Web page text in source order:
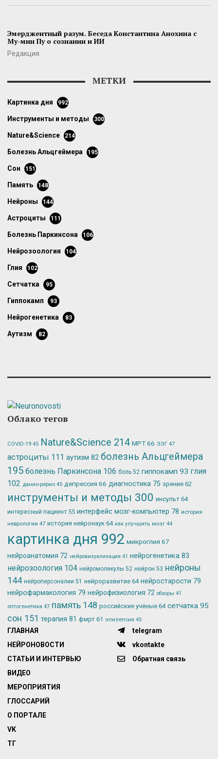
Эмерджентный разум. Беседа Константина Анохина с
Му-мин Пу о сознании и ИИ
Редакция
МЕТКИ
картинка дня 992
инструменты и методы 300
Nature&Science 214
болезнь Альцгеймера 195
сон 151
память 148
нейроны 144
астроциты 111
болезнь Паркинсона 106
нейрозоология 104
глия 102
сетчатка 95
гиппокамп 93
нейрогенетика 83
аутизм 82
Облако тегов
COVID-19 45 Nature&Science 214 МРТ66 ЭЭГ 47
астроциты 111 аутизм 82 болезнь Альцгеймера
195 болезнь Паркинсона 106 боль 52 гиппокамп 93 глия
102 данио-рерио 45 депрессия 66 диагностика 75 зрение 62
инструменты и методы 300 инсульт 64
интересный пациент 55 интерфейс мозг-компьютер 78 история
неврологии 47 история нейронаук 64 как улучшить мозг 44
картинка дня 992 микроглия 67
нейроанатомия 72 нейровизуализация 41 нейрогенетика 83
нейрозоология 104 нейромолекулы 52 нейрон 53 нейроны
144 нейроперсоналии 51 нейроразвитие 64 нейростарости 79
нейрофармакология 79 нейрофизиология 72 обзоры 41
оптогенетика 47 память 148 российские учёные 64 сетчатка 95
сон 151 терапия 81 фмрт 61 эпилепсия 45
ГЛАВНАЯ
НЕЙРОНОВОСТИ
СТАТЬИ И ИНТЕРВЬЮ
ВИДЕО
МЕРОПРИЯТИЯ
ГЛОССАРИЙ
О ПОРТАЛЕ
VK
ТГ
telegram
vkontakte
Обратная связь